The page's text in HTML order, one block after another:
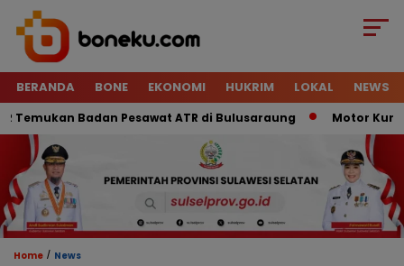
BERANDA BONE EKONOMI HUKRIM LOKAL NEWS
Badan Pesawat ATR di Bulusaraung Motor Kurir
Home / News